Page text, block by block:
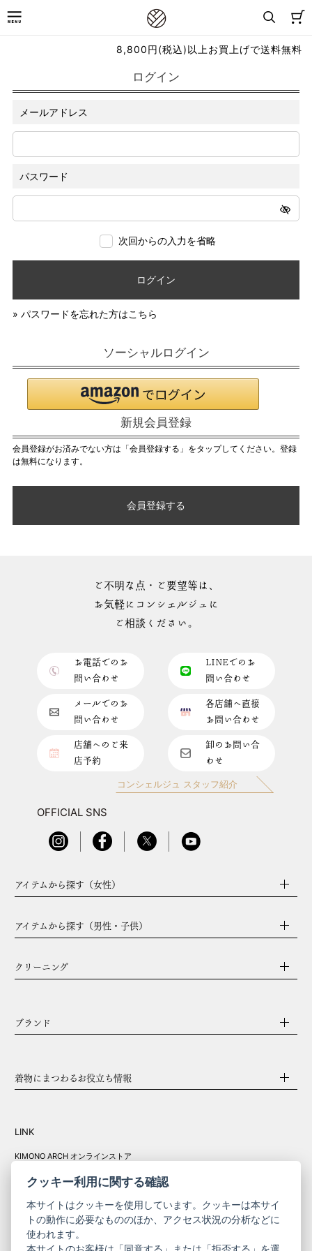
8,800円(税込)以上お買上げで送料無料
ログイン
メールアドレス
パスワード
次回からの入力を省略
ログイン
» パスワードを忘れた方はこちら
ソーシャルログイン
新規会員登録
会員登録がお済みでない方は「会員登録する」をタップしてください。登録
は無料になります。
会員登録する
ご不明な点・ご要望等は、
お気軽にコンシェルジュに
ご相談ください。
お電話でのお
問い合わせ
LINEでのお
問い合わせ
メールでのお
問い合わせ
各店舗へ直接
お問い合わせ
店舗へのご来
店予約
卸のお問い合
わせ
コンシェルジュ スタッフ紹介
OFFICIAL SNS
アイテムから探す（女性）
アイテムから探す（男性・子供）
クリーニング
ブランド
着物にまつわるお役立ち情報
LINK
KIMONO ARCH オンラインストア
きものやまと振
クッキー利用に関する確認
本サイトはクッキーを使用しています。クッキーは本サイ
トの動作に必要なもののほか、アクセス状況の分析などに
使われます。
本サイトのお客様は「同意する」または「拒否する」を選